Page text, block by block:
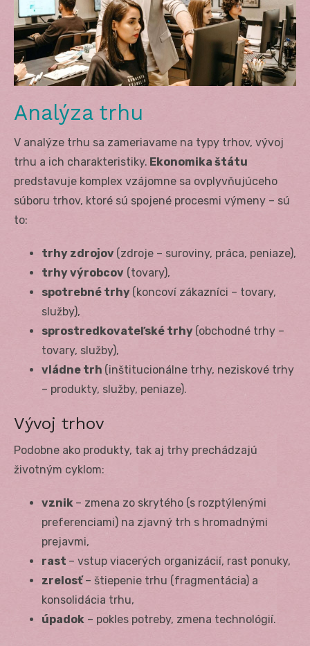
Analýza trhu
V analýze trhu sa zameriavame na typy trhov, vývoj
trhu a ich charakteristiky. Ekonomika štátu
predstavuje komplex vzájomne sa ovplyvňujúceho
súboru trhov, ktoré sú spojené procesmi výmeny – sú
to:
trhy zdrojov (zdroje – suroviny, práca, peniaze),
trhy výrobcov (tovary),
spotrebné trhy (koncoví zákazníci – tovary,
služby),
sprostredkovateľské trhy (obchodné trhy –
tovary, služby),
vládne trh (inštitucionálne trhy, neziskové trhy
– produkty, služby, peniaze).
Vývoj trhov
Podobne ako produkty, tak aj trhy prechádzajú
životným cyklom:
vznik – zmena zo skrytého (s rozptýlenými
preferenciami) na zjavný trh s hromadnými
prejavmi,
rast – vstup viacerých organizácií, rast ponuky,
zrelosť– štiepenie trhu (fragmentácia) a
konsolidácia trhu,
úpadok – pokles potreby, zmena technológií.